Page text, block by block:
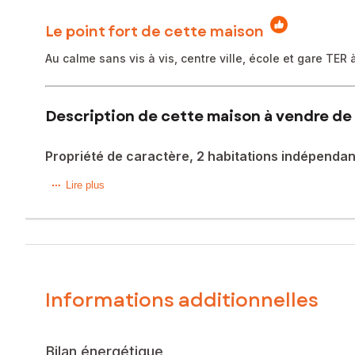
Le point fort de cette maison
Au calme sans vis à vis, centre ville, école et gare TER
Description de cette maison à vendre de
Propriété de caractère, 2 habitations
A 1h15 au Sud de Paris, à 5 mn A PIED du centre ville de
Charme de l'ancien préservé: fenêtres cintrées, volets
-Entrée spacieuse/ 2 salons /cuisine dinatoire/ bureau et wc.
Lire plus
Informations additionnelles
Bilan énergétique